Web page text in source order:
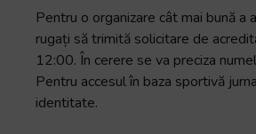
Pentru o organizare cât mai bună
rugați să trimită solicitare de
12:00. În cerere se va preciza
Pentru accesul în baza sportivă
identitate.